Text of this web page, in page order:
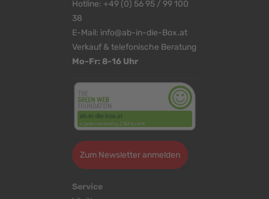
Hotline: +49 (0) 56 95 / 99 100
38
E-Mail: info@ab-in-die-Box.at
Verkauf & telefonische Beratung
Mo-Fr: 8-16 Uhr
Zum Newsletter anmelden
Service